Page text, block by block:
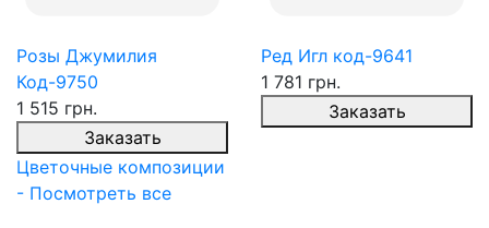
Розы Джумилия
Код-9750
1 515 грн.
Заказать
Ред Игл код-9641
1 781 грн.
Заказать
Цветочные композиции
- Посмотреть все